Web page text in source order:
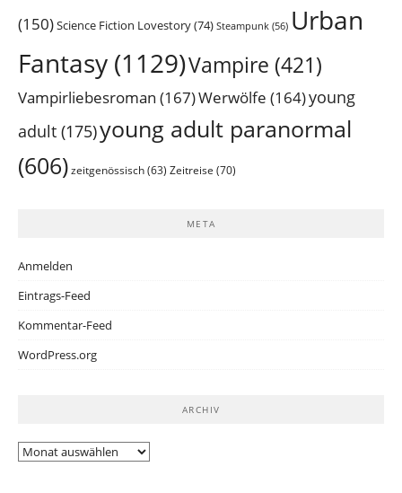
(150)Science Fiction Lovestory(74) Steampunk (56) Urban
Fantasy (1129)Vampire (421)
Vampirliebesroman (167)Werwölfe (164)young
adult (175)young adult paranormal
(606) zeitgenössisch (63) Zeitreise (70)
META
Anmelden
Eintrags-Feed
Kommentar-Feed
WordPress.org
ARCHIV
Archiv